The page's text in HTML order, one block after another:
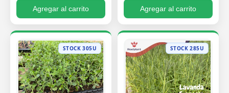
Agregar al carrito Agregar al carrito
STOCK 305U STOCK 285U